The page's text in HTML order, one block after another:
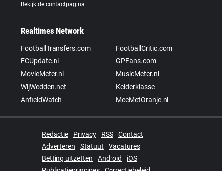
Bekijk de contactpagina
Realtimes Network
FootballTransfers.com
FootballCritic.com
FCUpdate.nl
GPFans.com
MovieMeter.nl
MusicMeter.nl
WijWedden.net
Kelderklasse
AnfieldWatch
MeeMetOranje.nl
Redactie Privacy RSS
Contact
Adverteren
Statuut
Vacatures
Betting uitzetten
Android
iOS